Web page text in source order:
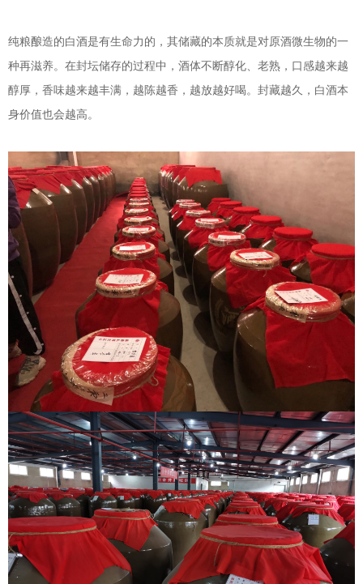
纯粮酿造的白酒是有生命力的，其储藏的本质就是对原酒微生物的一
种再滋养。在封坛储存的过程中，酒体不断醇化、老熟，口感越来越
醇厚，香味越来越丰满，越陈越香，越放越好喝。封藏越久，白酒本
身价值也会越高。